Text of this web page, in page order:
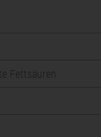
Fettsäuren